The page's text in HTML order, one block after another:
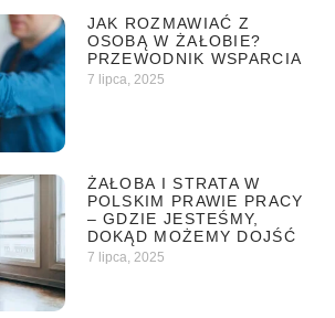
JAK ROZMAWIAĆ Z
OSOBĄ W ŻAŁOBIE?
PRZEWODNIK WSPARCIA
7 lipca, 2025
ŻAŁOBA I STRATA W
POLSKIM PRAWIE PRACY
– GDZIE JESTEŚMY,
DOKĄD MOŻEMY DOJŚĆ
7 lipca, 2025